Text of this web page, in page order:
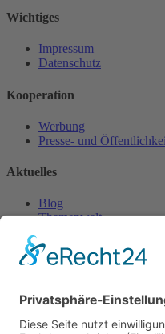
Wichtiges
Impressum
Datenschutz
Kooperation
Werbung
Presse- und
Aktuelles
Blog
Themenwelt
Zertifikat
© 2023 Franchisevergleich.eu